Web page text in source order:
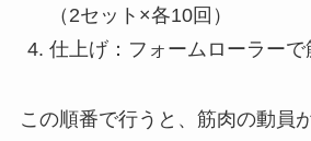
（2セット×各10回）
仕上げ：フォームローラーで
この順番で行うと、筋肉の動員